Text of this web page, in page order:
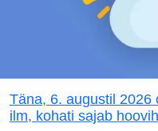
Täna, 6. augustil 2026
ilm, kohati sajab